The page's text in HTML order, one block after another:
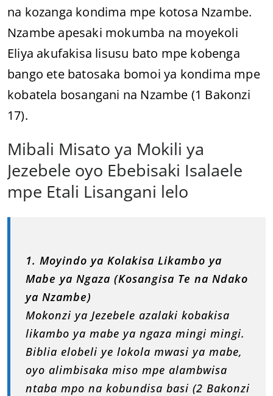
na kozanga kondima mpe kotosa Nzambe.
Nzambe apesaki mokumba na moyekoli
Eliya akufakisa lisusu bato mpe kobenga
bango ete batosaka bomoi ya kondima mpe
kobatela bosangani na Nzambe (1 Bakonzi
17).
Mibali Misato ya Mokili ya
Jezebele oyo Ebebisaki Isalaele
mpe Etali Lisangani lelo
1. Moyindo ya Kolakisa Likambo ya
Mabe ya Ngaza (Kosangisa Te na Ndako
ya Nzambe)
Mokonzi ya Jezebele azalaki kobakisa
likambo ya mabe ya ngaza mingi mingi.
Biblia elobeli ye lokola mwasi ya mabe,
oyo alimbisaka miso mpe alambwisa
ntaba mpo na kobundisa basi (2 Bakonzi